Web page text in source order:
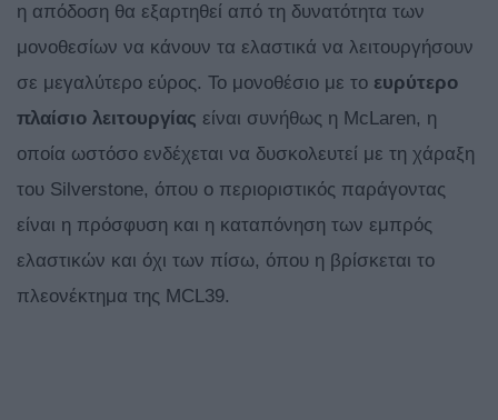
η απόδοση θα εξαρτηθεί από τη δυνατότητα των
μονοθεσίων να κάνουν τα ελαστικά να λειτουργήσουν
σε μεγαλύτερο εύρος. Το μονοθέσιο με το ευρύτερο
πλαίσιο λειτουργίας είναι συνήθως η McLaren, η
οποία ωστόσο ενδέχεται να δυσκολευτεί με τη χάραξη
του Silverstone, όπου ο περιοριστικός παράγοντας
είναι η πρόσφυση και η καταπόνηση των εμπρός
ελαστικών και όχι των πίσω, όπου η βρίσκεται το
πλεονέκτημα της MCL39.